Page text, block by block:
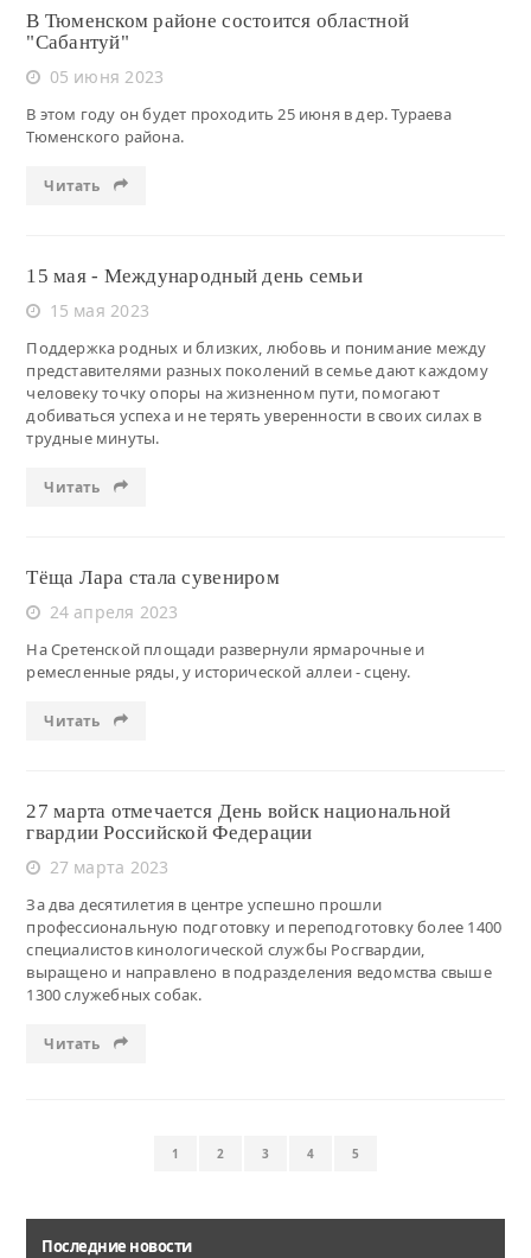
В Тюменском районе состоится областной
"Сабантуй"
05 июня 2023
В этом году он будет проходить 25 июня в дер. Тураева
Тюменского района.
Читать
15 мая - Международный день семьи
15 мая 2023
Поддержка родных и близких, любовь и понимание между
представителями разных поколений в семье дают каждому
человеку точку опоры на жизненном пути, помогают
добиваться успеха и не терять уверенности в своих силах в
трудные минуты.
Читать
Тёща Лара стала сувениром
24 апреля 2023
На Сретенской площади развернули ярмарочные и
ремесленные ряды, у исторической аллеи - сцену.
Читать
27 марта отмечается День войск национальной
гвардии Российской Федерации
27 марта 2023
За два десятилетия в центре успешно прошли
профессиональную подготовку и переподготовку более 1400
специалистов кинологической службы Росгвардии,
выращено и направлено в подразделения ведомства свыше
1300 служебных собак.
Читать
1 2 3 4 5
Последние новости